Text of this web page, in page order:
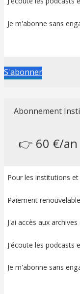
Je m'abonne sans
S'abonner
Abonnement
👉 60 €/an
Pour les institutions
Paiement
J'ai accès aux
J'écoute les podcasts
Je m'abonne sans